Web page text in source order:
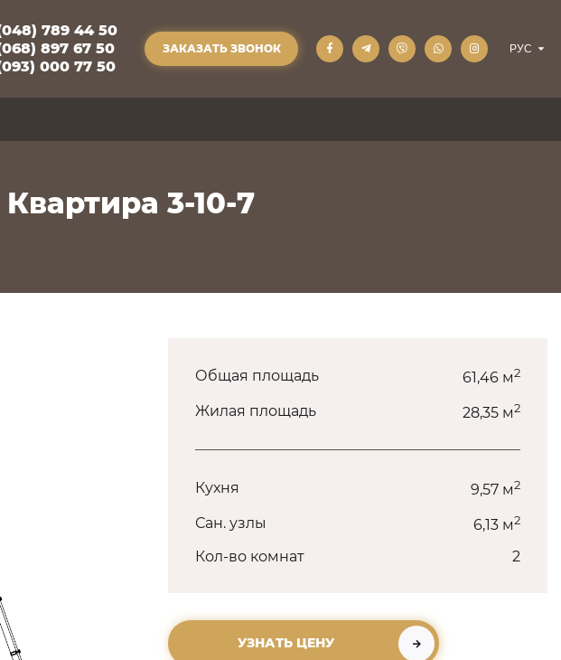
789 44 50
897 67 50
000 77 50
ЗАКАЗАТЬ ЗВОНОК
3-10-7
Общая площадь 61,46 м2
Жилая площадь 28,35 м2
Кухня 9,57 м2
Сан. узлы 6,13 м2
Кол-во комнат 2
УЗНАТЬ ЦЕНУ